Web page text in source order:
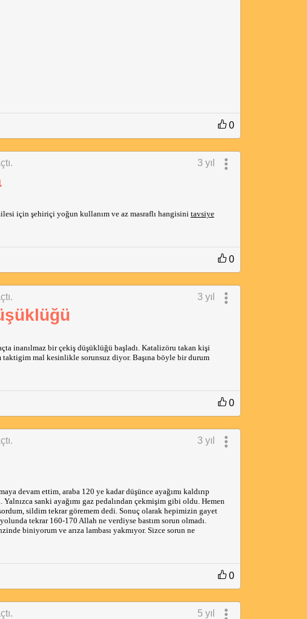
0
3 yıl
için şehiriçi yoğun kullanım ve az masraflı hangisini tavsiye
0
3 yıl
inanılmaz bir çekiş düşüklüğü başladı. Katalizöru takan kişi
taktigim mal kesinlikle sorunsuz diyor. Başına böyle bir durum
0
3 yıl
devam ettim, araba 120 ye kadar düşünce ayağımı kaldırıp
sanki ayağımı gaz pedalından çekmişim gibi oldu. Hemen
sildim tekrar göremem dedi. Sonuç olarak hepimizin gayet
tekrar 160-170 Allah ne verdiyse bastım sorun olmadı.
biniyorum ve arıza lambası yakmıyor. Sizce sorun ne
0
5 yıl